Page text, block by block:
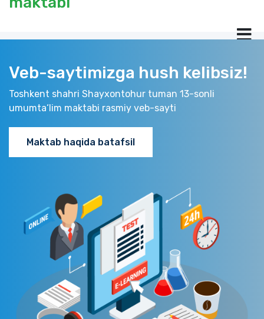
Veb-saytimizga hush kelibsiz!
Toshkent shahri Shayxontohur tuman 13-sonli
umumta‘lim maktabi rasmiy veb-sayti
Maktab haqida batafsil